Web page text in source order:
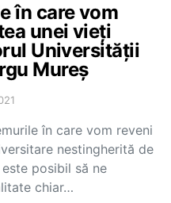
în care vom
unei vieți
Universității
Mureș
în care vom reveni
nestingherită de
posibil să ne
chiar…